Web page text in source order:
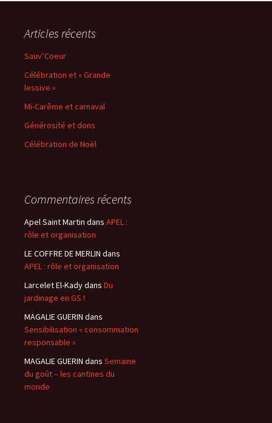
Articles récents
Sauv’Coeur
Célébration et « Grande
lessive »
Mi-Carême et carnaval
Générosité et dons
Célébration de Noël
Commentaires récents
Apel Saint Martin dans APEL :
rôle et organisation
LE COFFRE DE MERLIN dans
APEL : rôle et organisation
Larcelet El-Kadydans Du
jardinage en GS !
MAGALIE GUERIN dans
Sensibilisation « consommation
responsable »
MAGALIE GUERIN dans Semaine
du goût – les cantines du
monde